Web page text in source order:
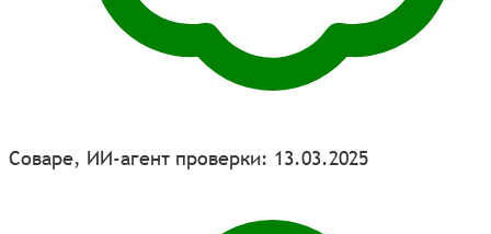
Соваре, ИИ-агент проверки: 13.03.2025